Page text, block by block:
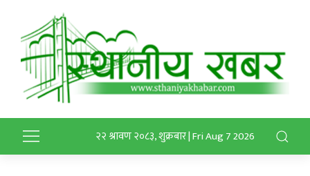
२२ श्रावण २०८३, शुक्रबार | Fri Aug 7 2026